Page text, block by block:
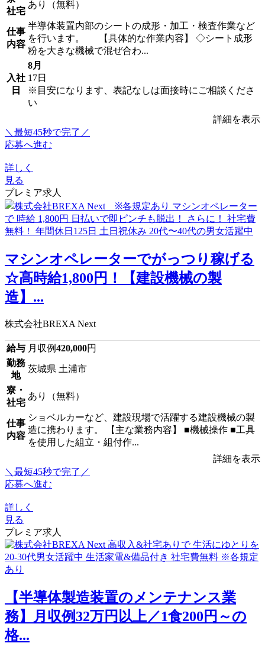
社宅
あり（無料）
仕事
内容
半導体装置内部のシートの成形・加工・検査作業など
を行います。 【具体的な作業内容】 ◇シート成形
粉を大きな機械で混ぜ合わ...
入社
日
8月
17日
※目安になります、表記なしは面接時にご相談くださ
い
詳細を表示
＼最短45秒で完了／
応募へ進む
詳しく
見る
プレミア求人
マシンオペレーターでがっつり稼げる
☆高時給1,800円！【建設機械の製
造】...
株式会社BREXA Next
給与 月収例420,000円
勤務
地
茨城県 土浦市
寮・
社宅
あり（無料）
仕事
内容
ショベルカーなど、建設現場で活躍する建設機械の製
造に携わります。 【主な業務内容】 ■機械操作 ■工具
を使用した組立・組付作...
詳細を表示
＼最短45秒で完了／
応募へ進む
詳しく
見る
プレミア求人
【半導体製造装置のメンテナンス業
務】月収例32万円以上／1食200円～の
格...